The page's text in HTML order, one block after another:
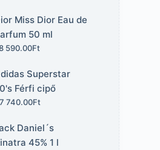
Miss Dior Eau de
50 ml
590.00Ft
Superstar
Férfi cipő
740.00Ft
Daniel´s
45% 1 l